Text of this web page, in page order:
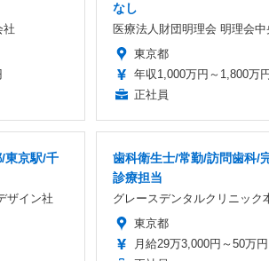
社
なし
医療法人財団明理会 明理会
東京都
年収1,000万円～1,800万円
正社員
東京駅/千
ザイン社
歯科衛生士/常勤/訪問歯科/
診療担当
グレースデンタルクリニック
東京都
月給29万3,000円～50万円